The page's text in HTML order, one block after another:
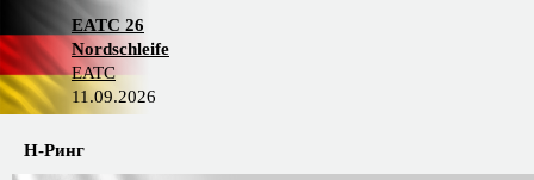
EATC 26
Nordschleife
EATC
11.09.2026
Н-Ринг